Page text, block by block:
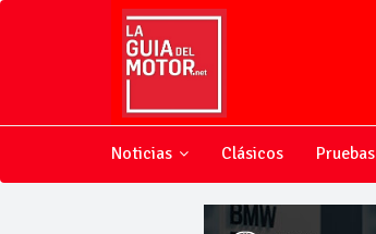
Noticias Clásicos Pruebas